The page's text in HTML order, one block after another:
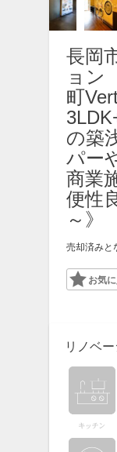
長岡
ョン
町
の築
パー
商業
便性
～》
売却済みと
リノベ